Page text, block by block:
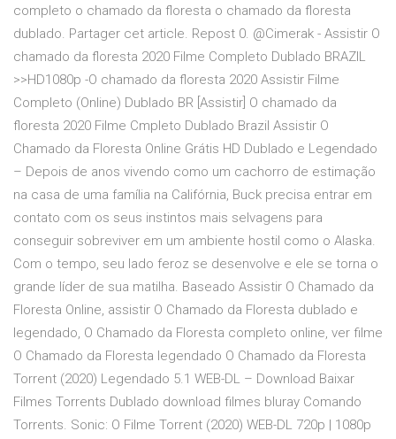
completo o chamado da floresta o chamado da floresta
dublado. Partager cet article. Repost 0. @Cimerak - Assistir O
chamado da floresta 2020 Filme Completo Dublado BRAZIL
>>HD1080p -O chamado da floresta 2020 Assistir Filme
Completo (Online) Dublado BR [Assistir] O chamado da
floresta 2020 Filme Cmpleto Dublado Brazil Assistir O
Chamado da Floresta Online Grátis HD Dublado e Legendado
– Depois de anos vivendo como um cachorro de estimação
na casa de uma família na Califórnia, Buck precisa entrar em
contato com os seus instintos mais selvagens para
conseguir sobreviver em um ambiente hostil como o Alaska.
Com o tempo, seu lado feroz se desenvolve e ele se torna o
grande líder de sua matilha. Baseado Assistir O Chamado da
Floresta Online, assistir O Chamado da Floresta dublado e
legendado, O Chamado da Floresta completo online, ver filme
O Chamado da Floresta legendado O Chamado da Floresta
Torrent (2020) Legendado 5.1 WEB-DL – Download Baixar
Filmes Torrents Dublado download filmes bluray Comando
Torrents. Sonic: O Filme Torrent (2020) WEB-DL 720p | 1080p